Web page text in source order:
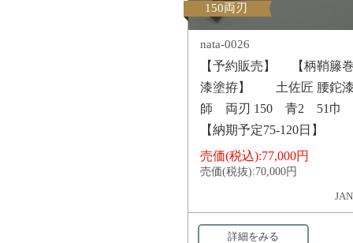
150両刃
nata-0026
【予約販売】 【柄鞘籐
漆塗拵】 土佐匠 腰鉈
師 両刃 150 青2 51巾
【納期予定75-120日】
売価(税込):77,000円
売価(税抜):70,000円
詳細をみる